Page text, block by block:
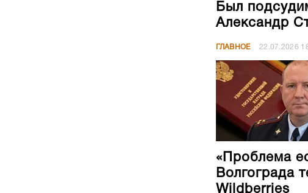
Был
Александр
ГЛАВНОЕ 22.07.2026
«Проблема
Волгограда
Wildberries